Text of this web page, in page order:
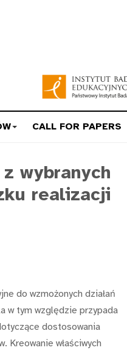
CALL FOR PAPERS
wybranych
realizacji
do wzmożonych działań
w tym względzie przypada
dostosowania
Kreowanie właściwych